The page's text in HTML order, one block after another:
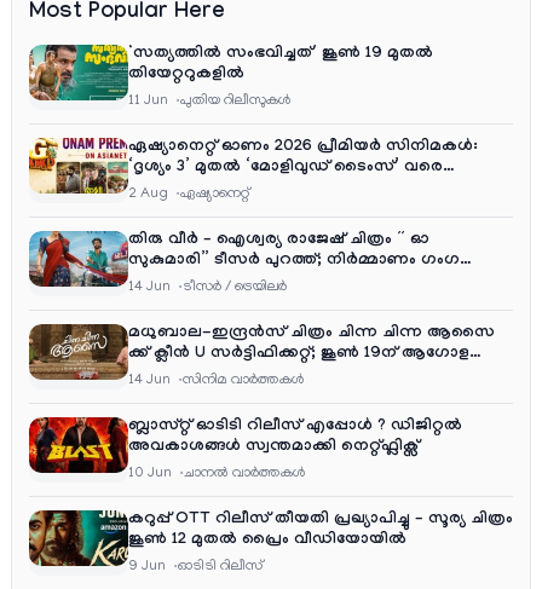
Most Popular Here
‘സത്യത്തിൽ സംഭവിച്ചത്’ ജൂൺ 19 മുതൽ
തിയേറ്ററുകളിൽ
11 Jun പുതിയ റിലീസുകള്‍
ഏഷ്യാനെറ്റ് ഓണം 2026 പ്രീമിയർ സിനിമകൾ:
‘ദൃശ്യം 3’ മുതൽ ‘മോളിവുഡ് ടൈംസ്’ വരെ
ആഘോഷ വിരുന്ന്
2 Aug ഏഷ്യാനെറ്റ്‌
തിരു വീർ – ഐശ്വര്യ രാജേഷ് ചിത്രം ” ഓ
സുകുമാരി” ടീസർ പുറത്ത്; നിർമ്മാണം ഗംഗ
എന്റർടൈൻമെന്റ്‌സ്
14 Jun ടീസര്‍ / ട്രെയിലര്‍
മധുബാല-ഇന്ദ്രൻസ് ചിത്രം ചിന്ന ചിന്ന ആസൈ
ക്ക് ക്ലീൻ U സർട്ടിഫിക്കറ്റ്; ജൂൺ 19ന് ആഗോള
റിലീസ്
14 Jun സിനിമ വാര്‍ത്തകള്‍
ബ്ലാസ്റ്റ് ഓടിടി റിലീസ് എപ്പോൾ ? ഡിജിറ്റൽ
അവകാശങ്ങൾ സ്വന്തമാക്കി നെറ്റ്ഫ്ലിക്സ്
10 Jun ചാനല്‍ വാര്‍ത്തകള്‍
കറുപ്പ് OTT റിലീസ് തീയതി പ്രഖ്യാപിച്ചു – സൂര്യ ചിത്രം
ജൂൺ 12 മുതൽ പ്രൈം വീഡിയോയിൽ
9 Jun ഓടിടി റിലീസ്